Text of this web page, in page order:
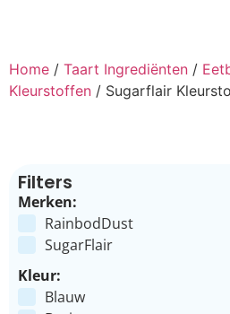
Home / Taart Ingrediënten /
Kleurstoffen / Sugarflair
Filters
Merken:
RainbodDust
SugarFlair
Kleur:
Blauw